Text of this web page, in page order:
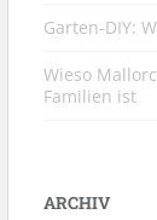
Garten-DIY:
Wieso
Familien ist
ARCHIV